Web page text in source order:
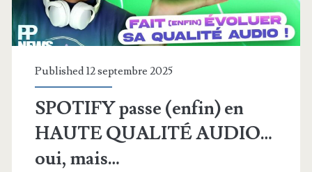
Published 12 septembre 2025
SPOTIFY passe (enfin) en
HAUTE QUALITÉ AUDIO…
oui, mais…